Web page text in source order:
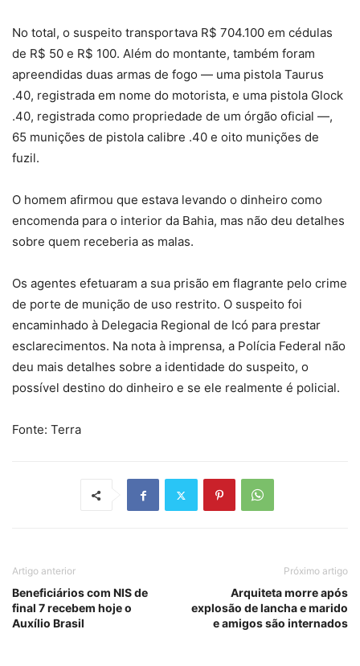
No total, o suspeito transportava R$ 704.100 em cédulas
de R$ 50 e R$ 100. Além do montante, também foram
apreendidas duas armas de fogo — uma pistola Taurus
.40, registrada em nome do motorista, e uma pistola Glock
.40, registrada como propriedade de um órgão oficial —,
65 munições de pistola calibre .40 e oito munições de
fuzil.
O homem afirmou que estava levando o dinheiro como
encomenda para o interior da Bahia, mas não deu detalhes
sobre quem receberia as malas.
Os agentes efetuaram a sua prisão em flagrante pelo crime
de porte de munição de uso restrito. O suspeito foi
encaminhado à Delegacia Regional de Icó para prestar
esclarecimentos. Na nota à imprensa, a Polícia Federal não
deu mais detalhes sobre a identidade do suspeito, o
possível destino do dinheiro e se ele realmente é policial.
Fonte: Terra
Artigo anterior
Beneficiários com NIS de
final 7 recebem hoje o
Auxílio Brasil
Próximo artigo
Arquiteta morre após
explosão de lancha e marido
e amigos são internados